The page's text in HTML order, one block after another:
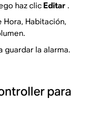
haz clicEditar.
Hora, Habitación,
guardar la alarma.
para